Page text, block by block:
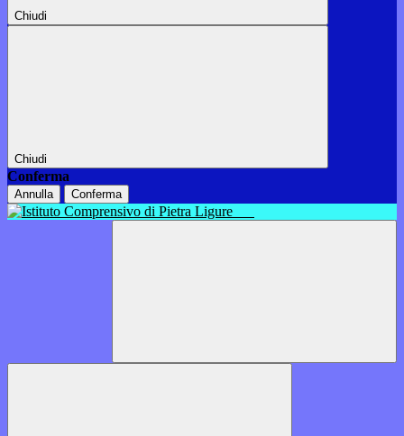
Chiudi
Chiudi
Conferma
Annulla Conferma